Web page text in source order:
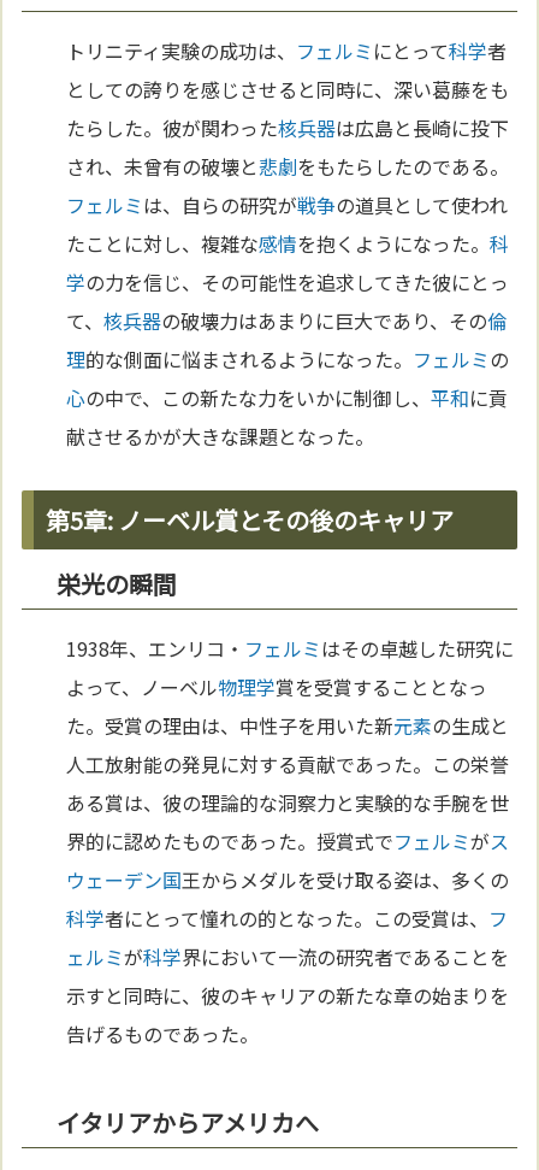
トリニティ実験の成功は、 フェルミ にとって科学者
としての誇りを感じさせると同時に、深い葛藤をも
たらした。彼が関わった核兵器は広島と長崎に投下
され、未曾有の破壊と悲劇をもたらしたのである。
フェルミは、自らの研究が戦争の道具として使われ
たことに対し、複雑な感情を抱くようになった。科
学の力を信じ、その可能性を追求してきた彼にとっ
て、核兵器の破壊力はあまりに巨大であり、その倫
理的な側面に悩まされるようになった。 フェルミの
心の中で、この新たな力をいかに制御し、平和に貢
献させるかが大きな課題となった。
第5章: ノーベル賞とその後のキャリア
栄光の瞬間
1938年、エンリコ・ フェルミはその卓越した研究に
よって、ノーベル物理学賞を受賞することとなっ
た。受賞の理由は、中性子を用いた新元素の生成と
人工放射能の発見に対する貢献であった。この栄誉
ある賞は、彼の理論的な洞察力と実験的な手腕を世
界的に認めたものであった。授賞式でフェルミがス
ウェーデン国王からメダルを受け取る姿は、多くの
科学者にとって憧れの的となった。この受賞は、 フ
ェルミが科学界において一流の研究者であることを
示すと同時に、彼のキャリアの新たな章の始まりを
告げるものであった。
イタリアからアメリカへ